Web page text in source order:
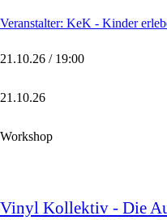
Veranstalter: KeK - Kinder
21.10.26 / 19:00
21.10.26
Workshop
Vinyl Kollektiv - Die